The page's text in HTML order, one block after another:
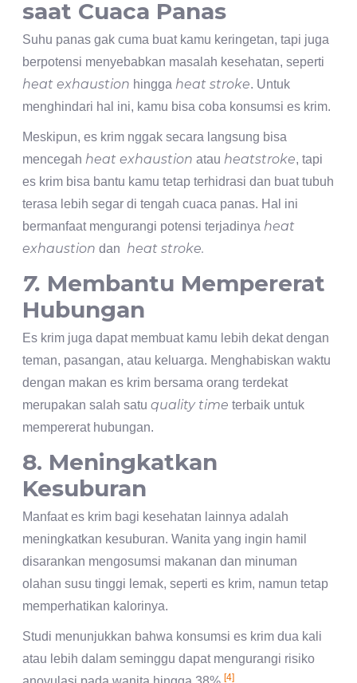
saat Cuaca Panas
Suhu panas gak cuma buat kamu keringetan, tapi juga
berpotensi menyebabkan masalah kesehatan, seperti
heat exhaustion hingga heat stroke. Untuk
menghindari hal ini, kamu bisa coba konsumsi es krim.
Meskipun, es krim nggak secara langsung bisa
mencegah heat exhaustion atau heatstroke, tapi
es krim bisa bantu kamu tetap terhidrasi dan buat tubuh
terasa lebih segar di tengah cuaca panas. Hal ini
bermanfaat mengurangi potensi terjadinya heat
exhaustion dan heat stroke.
7. Membantu Mempererat
Hubungan
Es krim juga dapat membuat kamu lebih dekat dengan
teman, pasangan, atau keluarga. Menghabiskan waktu
dengan makan es krim bersama orang terdekat
merupakan salah satu quality time terbaik untuk
mempererat hubungan.
8. Meningkatkan
Kesuburan
Manfaat es krim bagi kesehatan lainnya adalah
meningkatkan kesuburan. Wanita yang ingin hamil
disarankan mengosumsi makanan dan minuman
olahan susu tinggi lemak, seperti es krim, namun tetap
memperhatikan kalorinya.
Studi menunjukkan bahwa konsumsi es krim dua kali
atau lebih dalam seminggu dapat mengurangi risiko
[4]